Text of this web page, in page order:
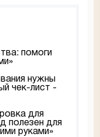
помоги
нужны
чек-лист -
для
полезен для
руками»